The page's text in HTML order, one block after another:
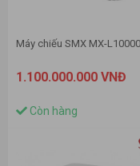
Máy chiếu SMX MX-
1.100.000.000 VNĐ
Còn hàng